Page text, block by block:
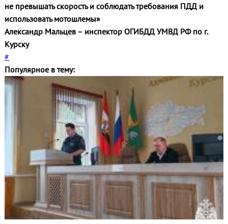
не превышать скорость и соблюдать требования ПДД и
использовать мотошлемы»
Александр Мальцев – инспектор ОГИБДД УМВД РФ по г.
Курску
#
Популярное в тему: